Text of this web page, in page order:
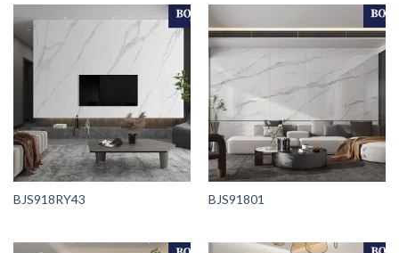
BJS918RY43 BJS91801